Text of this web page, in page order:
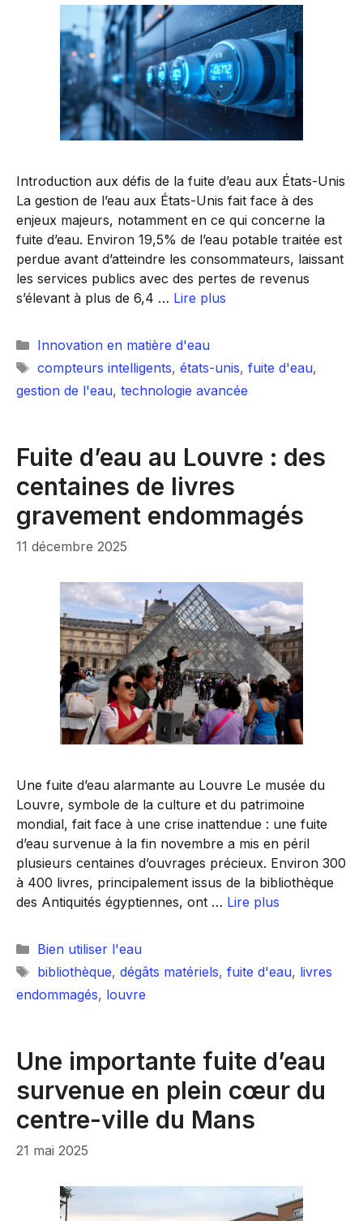
Introduction aux défis de la fuite d’eau aux États-Unis
La gestion de l’eau aux États-Unis fait face à des
enjeux majeurs, notamment en ce qui concerne la
fuite d’eau. Environ 19,5% de l’eau potable traitée est
perdue avant d’atteindre les consommateurs, laissant
les services publics avec des pertes de revenus
s’élevant à plus de 6,4 … Lire plus
Catégories
Innovation en matière d'eau
Étiquettes
compteurs intelligents, états-unis, fuite d'eau,
gestion de l'eau, technologie avancée
Fuite d’eau au Louvre : des
centaines de livres
gravement endommagés
11 décembre 2025
Une fuite d’eau alarmante au Louvre Le musée du
Louvre, symbole de la culture et du patrimoine
mondial, fait face à une crise inattendue : une fuite
d’eau survenue à la fin novembre a mis en péril
plusieurs centaines d’ouvrages précieux. Environ 300
à 400 livres, principalement issus de la bibliothèque
des Antiquités égyptiennes, ont … Lire plus
Catégories
Bien utiliser l'eau
Étiquettes
bibliothèque, dégâts matériels, fuite d'eau, livres
endommagés, louvre
Une importante fuite d’eau
survenue en plein cœur du
centre-ville du Mans
21 mai 2025